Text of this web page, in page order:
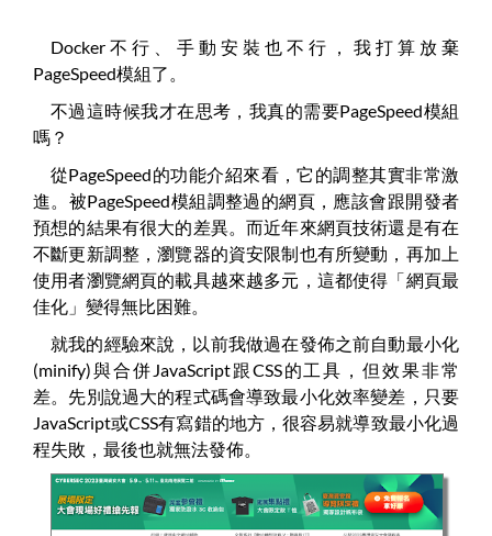
Docker不行、手動安裝也不行，我打算放棄
PageSpeed模組了。
不過這時候我才在思考，我真的需要PageSpeed模組
嗎？
從PageSpeed的功能介紹來看，它的調整其實非常激
進。被PageSpeed模組調整過的網頁，應該會跟開發者
預想的結果有很大的差異。而近年來網頁技術還是有在
不斷更新調整，瀏覽器的資安限制也有所變動，再加上
使用者瀏覽網頁的載具越來越多元，這都使得「網頁最
佳化」變得無比困難。
就我的經驗來說，以前我做過在發佈之前自動最小化
(minify)與合併JavaScript跟CSS的工具，但效果非常
差。先別說過大的程式碼會導致最小化效率變差，只要
JavaScript或CSS有寫錯的地方，很容易就導致最小化過
程失敗，最後也就無法發佈。